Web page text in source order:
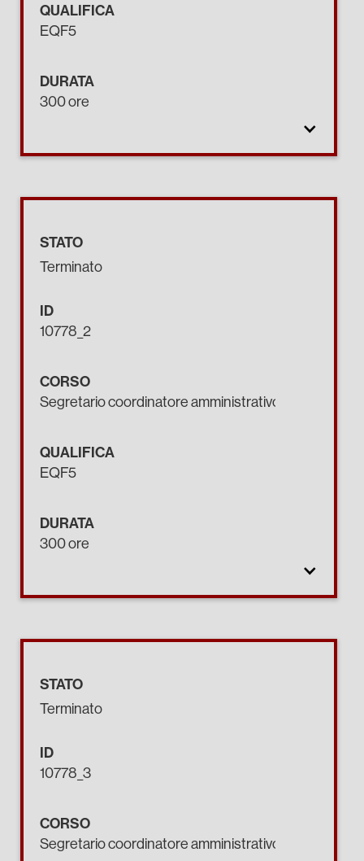
QUALIFICA
EQF5
DURATA
300 ore
STATO
Terminato
ID
10778_2
CORSO
Segretario coordinatore amministrativo.
QUALIFICA
EQF5
DURATA
300 ore
STATO
Terminato
ID
10778_3
CORSO
Segretario coordinatore amministrativo.